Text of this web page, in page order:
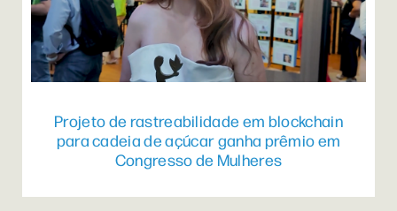
Projeto de rastreabilidade em blockchain
para cadeia de açúcar ganha prêmio em
Congresso de Mulheres